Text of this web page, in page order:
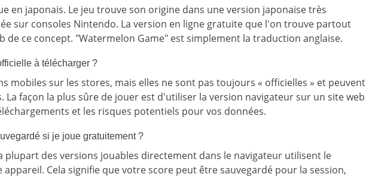
en japonais. Le jeu trouve son origine dans une version japonaise très
sur consoles Nintendo. La version en ligne gratuite que l'on trouve partout
de ce concept. "Watermelon Game" est simplement la traduction anglaise.
à télécharger ?
mobiles sur les stores, mais elles ne sont pas toujours « officielles » et peuvent
La façon la plus sûre de jouer est d'utiliser la version navigateur sur un site web
et les risques potentiels pour vos données.
si je joue gratuitement ?
plupart des versions jouables directement dans le navigateur utilisent le
appareil. Cela signifie que votre score peut être sauvegardé pour la session,